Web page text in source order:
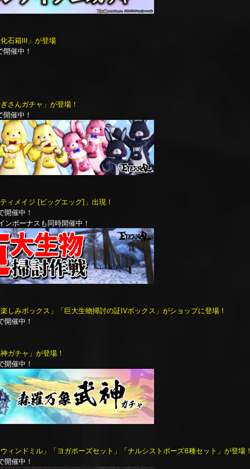
石箱III」が登場
催中！
さんガチャ」が登場！
催中！
ィメイジ [ビッグエッグ]」出現！
催中！
ボーナスも同時開催中！
しみボックス」「巨大生物掃討の証IVボックス」がショップに登場！
催中！
ガチャ」が登場！
催中！
ィンドミル」「ヨガポーズセット」「ナルシストポーズ6種セット」が登場！
催中！